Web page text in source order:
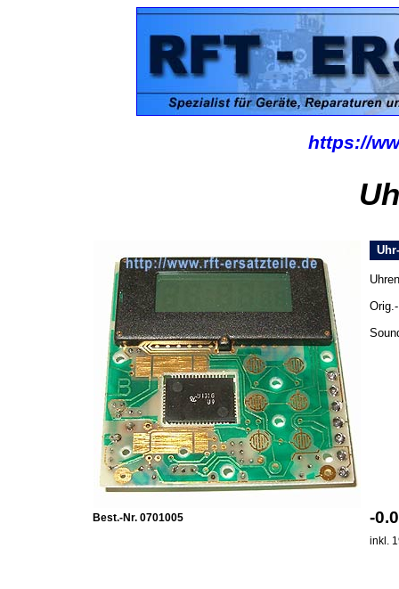
https://
Best.-Nr. 0701005 -
inkl.